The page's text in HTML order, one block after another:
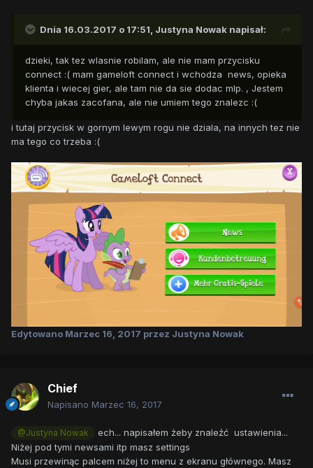
Dnia 16.03.2017 o 17:51, Justyna Nowak napisał:
dzieki, tak tez wlasnie robilam, ale nie mam przycisku
connect :( mam gameloft connect i wchodza news, opieka
klienta i wiecej gier, ale tam nie da sie dodac mlp. , Jestem
chyba jakas zacofana, ale nie umiem tego znalezc :(
i tutaj przycisk w gornym lewym rogu nie dziala, na innych tez nie
ma tego co trzeba :(
Edytowano Marzec 16, 2017 przez Justyna Nowak
Chief
Napisano Marzec 16, 2017
@Justyna Nowak
ech... napisałem żeby znaleźć ustawienia...
Niżej pod tymi newsami itp masz settings
Musi przewinąc palcem niżej to menu z ekranu głównego. Masz